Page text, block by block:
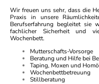
Wir freuen uns sehr, dass die
Praxis in unsere
Berufserfahrung begleitet sie
fachlicher Sicherheit und
Wochenbett.
Mutterschafts-Vorsorge
Beratung und Hilfe bei
Taping, Moxen und
Wochenbettbetreuung
Stillberatung